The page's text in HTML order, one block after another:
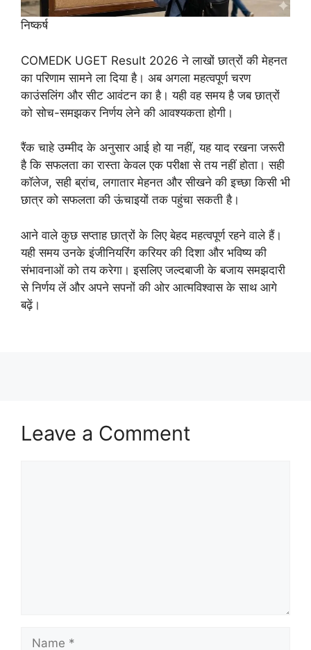
निष्कर्ष
COMEDK UGET Result 2026 ने लाखों छात्रों की मेहनत
का परिणाम सामने ला दिया है। अब अगला महत्वपूर्ण चरण
काउंसलिंग और सीट आवंटन का है। यही वह समय है जब छात्रों
को सोच-समझकर निर्णय लेने की आवश्यकता होगी।
रैंक चाहे उम्मीद के अनुसार आई हो या नहीं, यह याद रखना जरूरी
है कि सफलता का रास्ता केवल एक परीक्षा से तय नहीं होता। सही
कॉलेज, सही ब्रांच, लगातार मेहनत और सीखने की इच्छा किसी भी
छात्र को सफलता की ऊंचाइयों तक पहुंचा सकती है।
आने वाले कुछ सप्ताह छात्रों के लिए बेहद महत्वपूर्ण रहने वाले हैं।
यही समय उनके इंजीनियरिंग करियर की दिशा और भविष्य की
संभावनाओं को तय करेगा। इसलिए जल्दबाजी के बजाय समझदारी
से निर्णय लें और अपने सपनों की ओर आत्मविश्वास के साथ आगे
बढ़ें।
Leave a Comment
Name